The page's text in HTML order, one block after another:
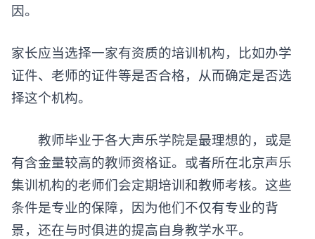
因。
家长应当选择一家有资质的培训机构，比如办学
证件、老师的证件等是否合格，从而确定是否选
择这个机构。
教师毕业于各大声乐学院是最理想的，或是
有含金量较高的教师资格证。或者所在北京声乐
集训机构的老师们会定期培训和教师考核。这些
条件是专业的保障，因为他们不仅有专业的背
景，还在与时俱进的提高自身教学水平。